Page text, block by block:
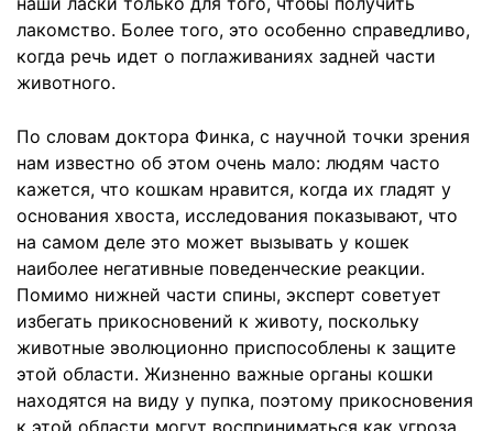
лакомство. Более того, это особенно справедливо,
когда речь идет о поглаживаниях задней части
животного.
По словам доктора Финка, с научной точки зрения
нам известно об этом очень мало: людям часто
кажется, что кошкам нравится, когда их гладят у
основания хвоста, исследования показывают, что
на самом деле это может вызывать у кошек
наиболее негативные поведенческие реакции.
Помимо нижней части спины, эксперт советует
избегать прикосновений к животу, поскольку
животные эволюционно приспособлены к защите
этой области. Жизненно важные органы кошки
находятся на виду у пупка, поэтому прикосновения
к этой области могут восприниматься как угроза.